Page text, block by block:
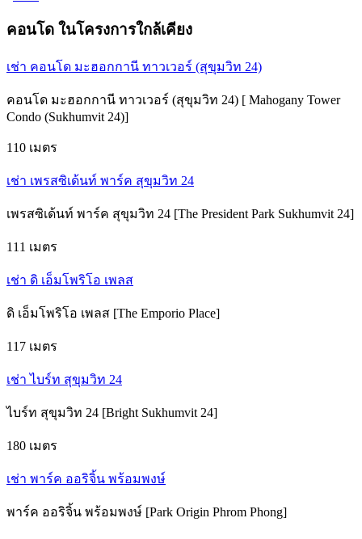
คอนโด ในโครงการใกล้เคียง
เช่า คอนโด มะฮอกกานี ทาวเวอร์ (สุขุมวิท 24)
คอนโด มะฮอกกานี ทาวเวอร์ (สุขุมวิท 24) [ Mahogany Tower
Condo (Sukhumvit 24)]
110 เมตร
เช่า เพรสซิเด้นท์ พาร์ค สุขุมวิท 24
เพรสซิเด้นท์ พาร์ค สุขุมวิท 24 [The President Park Sukhumvit 24]
111 เมตร
เช่า ดิ เอ็มโพริโอ เพลส
ดิ เอ็มโพริโอ เพลส [The Emporio Place]
117 เมตร
เช่า ไบร์ท สุขุมวิท 24
ไบร์ท สุขุมวิท 24 [Bright Sukhumvit 24]
180 เมตร
เช่า พาร์ค ออริจิ้น พร้อมพงษ์
พาร์ค ออริจิ้น พร้อมพงษ์ [Park Origin Phrom Phong]